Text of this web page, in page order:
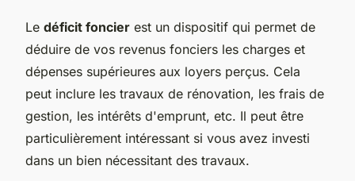
Le déficit foncier est un dispositif qui permet de
déduire de vos revenus fonciers les charges et
dépenses supérieures aux loyers perçus. Cela
peut inclure les travaux de rénovation, les frais de
gestion, les intérêts d'emprunt, etc. Il peut être
particulièrement intéressant si vous avez investi
dans un bien nécessitant des travaux.